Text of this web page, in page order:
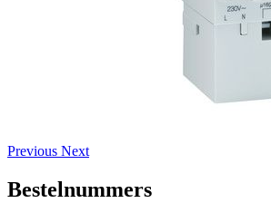
Previous Next
Bestelnummers